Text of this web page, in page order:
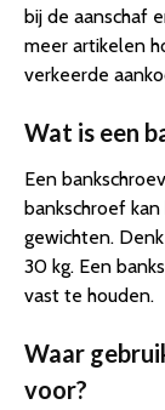
bij de aanschaf
meer artikelen
verkeerde
Wat is een
Een
bankschroef
gewichten.
30 kg. Een
vast te houden.
Waar
voor?